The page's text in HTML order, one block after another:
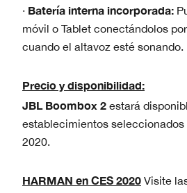
· Batería interna incorporada:
móvil o Tablet conectándolos
cuando el altavoz esté sonando.
Precio y disponibilidad:
JBL Boombox 2 estará
establecimientos seleccionados
2020.
HARMAN en CES 2020 Visite